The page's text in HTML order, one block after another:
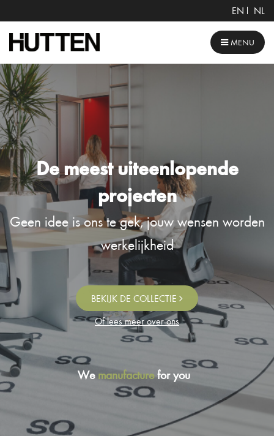
EN NL
MENU
De meest uiteenlopende
projecten
Geen idee is ons te gek, jouw wensen worden
werkelijkheid
BEKIJK DE COLLECTIE
Of lees meer over ons
Wemanufacturefor you